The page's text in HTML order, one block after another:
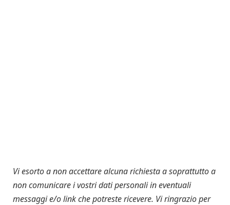
Vi esorto a non accettare alcuna richiesta a soprattutto a
non comunicare i vostri dati personali in eventuali
messaggi e/o link che potreste ricevere. Vi ringrazio per